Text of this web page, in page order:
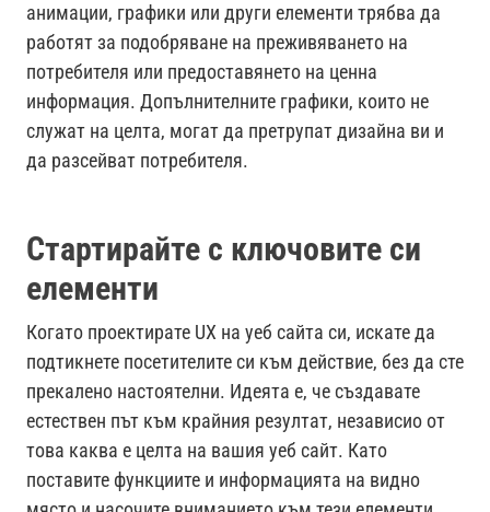
анимации, графики или други елементи трябва да
работят за подобряване на преживяването на
потребителя или предоставянето на ценна
информация. Допълнителните графики, които не
служат на целта, могат да претрупат дизайна ви и
да разсейват потребителя.
Стартирайте с ключовите си
елементи
Когато проектирате UX на уеб сайта си, искате да
подтикнете посетителите си към действие, без да сте
прекалено настоятелни. Идеята е, че създавате
естествен път към крайния резултат, независио от
това каква е целта на вашия уеб сайт. Като
поставите функциите и информацията на видно